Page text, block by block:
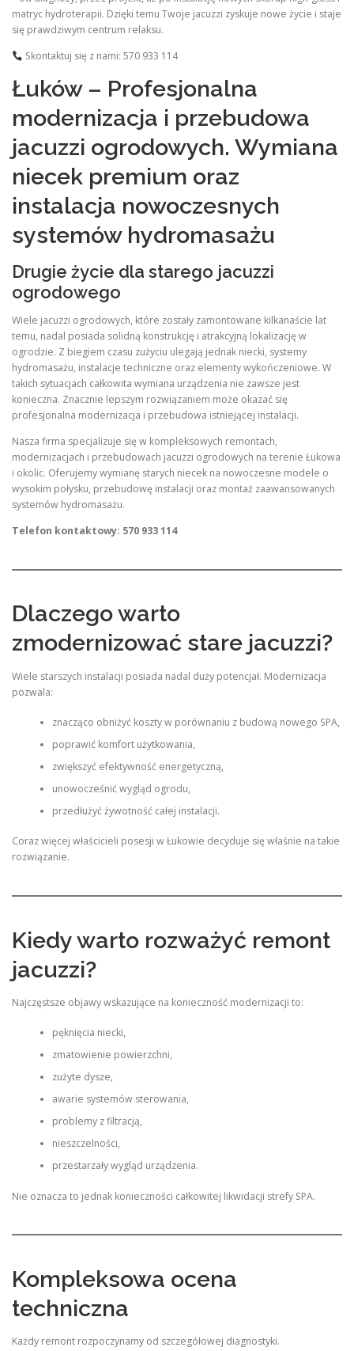
matryc hydroterapii. Dzięki temu Twoje jacuzzi zyskuje nowe życie i staje
się prawdziwym centrum relaksu.
Skontaktuj się z nami: 570 933 114
Łuków – Profesjonalna
modernizacja i przebudowa
jacuzzi ogrodowych. Wymiana
niecek premium oraz
instalacja nowoczesnych
systemów hydromasażu
Drugie życie dla starego jacuzzi
ogrodowego
Wiele jacuzzi ogrodowych, które zostały zamontowane kilkanaście lat
temu, nadal posiada solidną konstrukcję i atrakcyjną lokalizację w
ogrodzie. Z biegiem czasu zużyciu ulegają jednak niecki, systemy
hydromasażu, instalacje techniczne oraz elementy wykończeniowe. W
takich sytuacjach całkowita wymiana urządzenia nie zawsze jest
konieczna. Znacznie lepszym rozwiązaniem może okazać się
profesjonalna modernizacja i przebudowa istniejącej instalacji.
Nasza firma specjalizuje się w kompleksowych remontach,
modernizacjach i przebudowach jacuzzi ogrodowych na terenie Łukowa
i okolic. Oferujemy wymianę starych niecek na nowoczesne modele o
wysokim połysku, przebudowę instalacji oraz montaż zaawansowanych
systemów hydromasażu.
Telefon kontaktowy: 570 933 114
Dlaczego warto
zmodernizować stare jacuzzi?
Wiele starszych instalacji posiada nadal duży potencjał. Modernizacja
pozwala:
znacząco obniżyć koszty w porównaniu z budową nowego SPA,
poprawić komfort użytkowania,
zwiększyć efektywność energetyczną,
unowocześnić wygląd ogrodu,
przedłużyć żywotność całej instalacji.
Coraz więcej właścicieli posesji w Łukowie decyduje się właśnie na takie
rozwiązanie.
Kiedy warto rozważyć remont
jacuzzi?
Najczęstsze objawy wskazujące na konieczność modernizacji to:
pęknięcia niecki,
zmatowienie powierzchni,
zużyte dysze,
awarie systemów sterowania,
problemy z filtracją,
nieszczelności,
przestarzały wygląd urządzenia.
Nie oznacza to jednak konieczności całkowitej likwidacji strefy SPA.
Kompleksowa ocena
techniczna
Każdy remont rozpoczynamy od szczegółowej diagnostyki.